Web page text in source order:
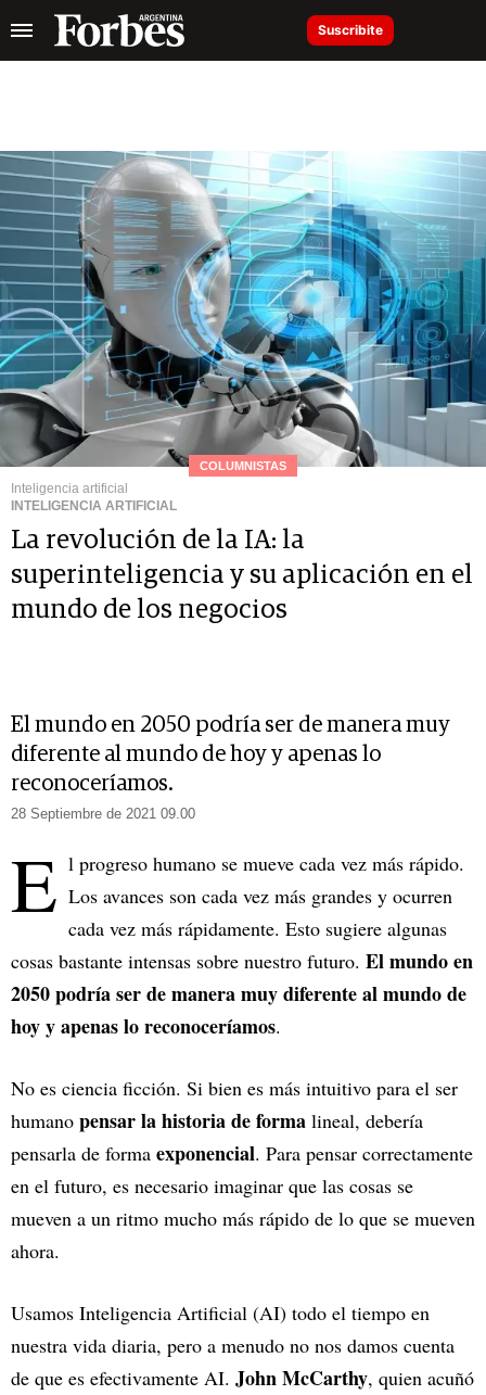
Suscribite
COLUMNISTAS
Inteligencia artificial
INTELIGENCIA ARTIFICIAL
La revolución de la IA: la
superinteligencia y su aplicación en el
mundo de los negocios
El mundo en 2050 podría ser de manera muy
diferente al mundo de hoy y apenas lo
reconoceríamos.
28 Septiembre de 2021 09.00
E l progreso humano se mueve cada vez más rápido.
Los avances son cada vez más grandes y ocurren
cada vez más rápidamente. Esto sugiere algunas
cosas bastante intensas sobre nuestro futuro. El mundo en
2050 podría ser de manera muy diferente al mundo de
hoy y apenas lo reconoceríamos.
No es ciencia ficción. Si bien es más intuitivo para el ser
humano pensar la historia de forma lineal, debería
pensarla de forma exponencial. Para pensar correctamente
en el futuro, es necesario imaginar que las cosas se
mueven a un ritmo mucho más rápido de lo que se mueven
ahora.
Usamos Inteligencia Artificial (AI) todo el tiempo en
nuestra vida diaria, pero a menudo no nos damos cuenta
de que es efectivamente AI. John McCarthy, quien acuñó